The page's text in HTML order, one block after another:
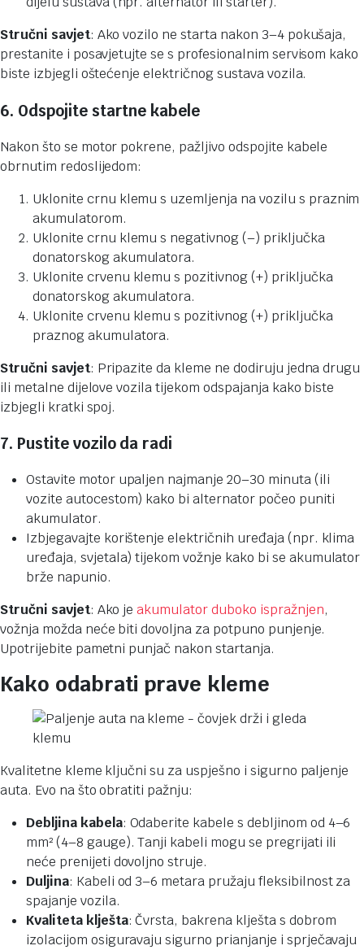
Stručni savjet: Ako vozilo ne starta nakon 3–4 pokušaja,
prestanite i posavjetujte se s profesionalnim servisom kako
biste izbjegli oštećenje električnog sustava vozila.
6. Odspojite startne kabele
Nakon što se motor pokrene, pažljivo odspojite kabele
obrnutim redoslijedom:
Uklonite crnu klemu s uzemljenja na vozilu s praznim
akumulatorom.
Uklonite crnu klemu s negativnog (–) priključka
donatorskog akumulatora.
Uklonite crvenu klemu s pozitivnog (+) priključka
donatorskog akumulatora.
Uklonite crvenu klemu s pozitivnog (+) priključka
praznog akumulatora.
Stručni savjet: Pripazite da kleme ne dodiruju jedna drugu
ili metalne dijelove vozila tijekom odspajanja kako biste
izbjegli kratki spoj.
7. Pustite vozilo da radi
Ostavite motor upaljen najmanje 20–30 minuta (ili
vozite autocestom) kako bi alternator počeo puniti
akumulator.
Izbjegavajte korištenje električnih uređaja (npr. klima
uređaja, svjetala) tijekom vožnje kako bi se akumulator
brže napunio.
Stručni savjet: Ako jeakumulator duboko ispražnjen,
vožnja možda neće biti dovoljna za potpuno punjenje.
Upotrijebite pametni punjač nakon startanja.
Kako odabrati prave kleme
Kvalitetne kleme ključni su za uspješno i sigurno paljenje
auta. Evo na što obratiti pažnju:
Debljina kabela: Odaberite kabele s debljinom od 4–6
mm² (4–8 gauge). Tanji kabeli mogu se pregrijati ili
neće prenijeti dovoljno struje.
Duljina: Kabeli od 3–6 metara pružaju fleksibilnost za
spajanje vozila.
Kvaliteta klješta: Čvrsta, bakrena klješta s dobrom
izolacijom osiguravaju sigurno prianjanje i sprječavaju